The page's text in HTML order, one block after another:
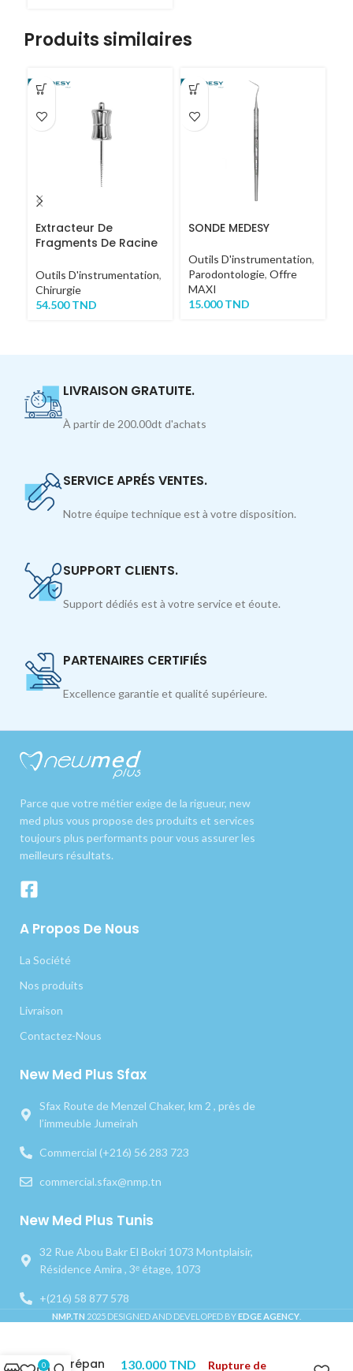
Produits similaires
Extracteur De
Fragments De Racine
Outils D'instrumentation,
Chirurgie
54.500TND
SONDE MEDESY
Outils D'instrumentation,
Parodontologie, Offre
MAXI
15.000TND
LIVRAISON GRATUITE.
À partir de 200.00dt d'achats
SERVICE APRÉS VENTES.
Notre équipe technique est à votre disposition.
SUPPORT CLIENTS.
Support dédiés est à votre service et éoute.
PARTENAIRES CERTIFIÉS
Excellence garantie et qualité supérieure.
Parce que votre métier exige de la rigueur, new
med plus vous propose des produits et services
toujours plus performants pour vous assurer les
meilleurs résultats.
A Propos De Nous
La Société
Nos produits
Livraison
Contactez-Nous
New Med Plus Sfax
Sfax Route de Menzel Chaker, km 2 , près de
l’immeuble Jumeirah
Commercial (+216) 56 283 723
commercial.sfax@nmp.tn
New Med Plus Tunis
32 Rue Abou Bakr El Bokri 1073 Montplaisir,
Résidence Amira , 3ᵉ étage, 1073
+(216) 58 877 578
NMP.TN 2025 DESIGNED AND DEVELOPED BYEDGE AGENCY
Trépan 130.000 TND Rupture de
0